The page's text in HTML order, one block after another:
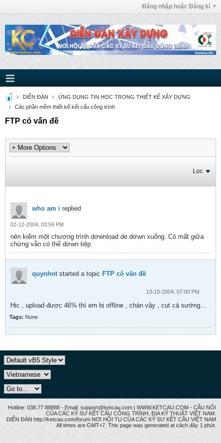
Đăng nhập hoặc Đăng kí
DIỄN ĐÀN
ỨNG DỤNG TIN HỌC TRONG THIẾT KẾ XÂY DỰNG
Các phần mềm thiết kế kết cấu công trình
FTP có vấn đề
Lọc
who am i replied
02-12-2004, 03:59 PM
nên kiếm một chương trình dơwnload de dơwn xuống. Có mất giữa
chừng vẫn có thể dơwn tiệp
quynhntstarted a topic FTP có vấn đề
13-10-2004, 07:00 PM
Hic , upload được 46% thì em bị offline , chán vậy , cụt cả sướng...
Tags: None
Hotline: 038.77 88888 - Email: support@ketcau.com | WWW.KETCAU.COM - CẦU NỐI
CỦA CÁC KỸ SƯ KẾT CẤU CÔNG TRÌNH, ĐỊA KỸ THUẬT VIỆT NAM.
DIỄN ĐÀN http://ketcau.com/forum NƠI HỘI TỤ CỦA CÁC KỸ SƯ KẾT CÂU VIỆT NAM
All times are GMT+7. This page was generated at cách đây 1 phút.